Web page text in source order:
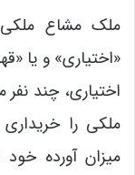
ملک مشاع
«اختیاری» و یا
اختیاری، چند
ملکی را
میزان آورده